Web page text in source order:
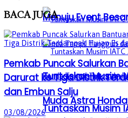
Tuntaskan Musim
Muda Astra
Menuju Event
Tuntaskan Musim
BACAJUGA
Pemkab Puncak Salurkan
Darurat ke Tiga Distrik
dan Embun Salju
03/08/2026